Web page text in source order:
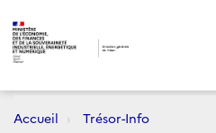
Accueil Trésor-Info